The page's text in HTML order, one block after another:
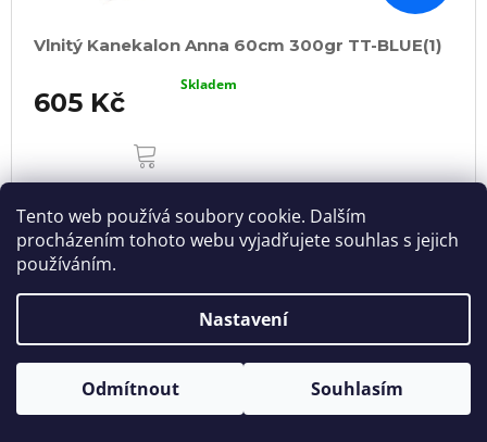
Tento web používá soubory cookie. Dalším
procházením tohoto webu vyjadřujete souhlas s jejich
používáním.
Nastavení
Odmítnout Souhlasím
Vlnitý Kanekalon Anna 60cm 300gr TT-BLUE(1)
605 Kč
Skladem
NOVINKA